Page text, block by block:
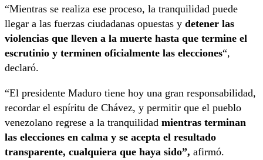
“Mientras se realiza ese proceso, la tranquilidad puede
llegar a las fuerzas ciudadanas opuestas y detener las
violencias que lleven a la muerte hasta que termine el
escrutinio y terminen oficialmente las elecciones“,
declaró.
“El presidente Maduro tiene hoy una gran responsabilidad,
recordar el espíritu de Chávez, y permitir que el pueblo
venezolano regrese a la tranquilidad mientras terminan
las elecciones en calma y se acepta el resultado
transparente, cualquiera que haya sido”, afirmó.